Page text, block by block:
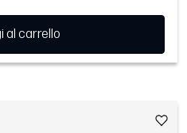
al carrello